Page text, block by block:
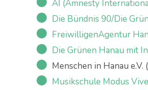
AI (Amnesty
Die Bündnis 90/Die
FreiwilligenAgentur
Die Grünen Hanau mit
Menschen in Hanau e.V.
Musikschule Modus